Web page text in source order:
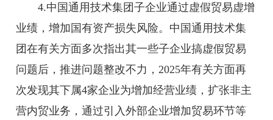
4.中国通用技术集团子企业通过虚假贸易虚增
业绩，增加国有资产损失风险。中国通用技术集
团在有关方面多次指出其一些子企业搞虚假贸易
问题后，推进问题整改不力，2025年有关方面再
次发现其下属4家企业为增加经营业绩，扩张非主
营内贸业务，通过引入外部企业增加贸易环节等